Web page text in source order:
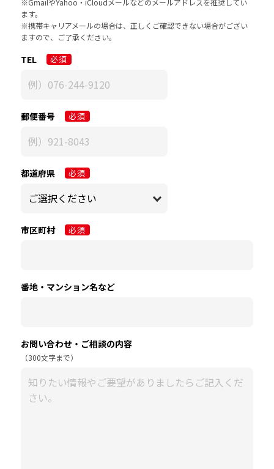
※GmailやYahoo・iCloudメールなどのメールアドレスを推奨してい
ます。
※携帯キャリアメールの場合は、正しくご確認できない場合がござい
ますので、ご了承ください。
TEL 必須
郵便番号 必須
都道府県 必須
市区町村 必須
番地・マンション名など
お問い合わせ・ ご相談の内容
（300文字まで）